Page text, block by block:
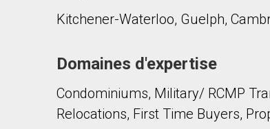
Kitchener-Waterloo, Guelph,
Domaines d'expertise
Condominiums, Military/ RCMP
Relocations, First Time Buyers,